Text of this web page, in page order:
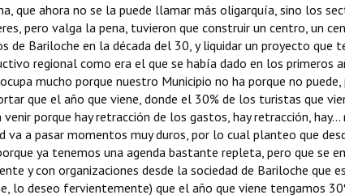
que ahora no se la puede llamar más oligarquía, sino los
pero valga la pena, tuvieron que construir un centro, un
de Bariloche en la década del 30, y liquidar un proyecto que
regional como era el que se había dado en los primeros
mucho porque nuestro Municipio no ha porque no
que el año que viene, donde el 30% de los turistas que
porque hay retracción de los gastos, hay retracción,
va a pasar momentos muy duros, por lo cual planteo que
ya tenemos una agenda bastante repleta, pero que se
y con organizaciones desde la sociedad de Bariloche que
lo deseo fervientemente) que el año que viene tengamos